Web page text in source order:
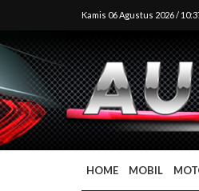
Kamis 06 Agustus 2026 /
HOME MOBIL